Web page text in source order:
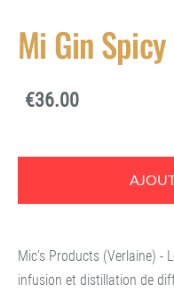
Mi Gin
€36.00
Mic's Products (Verlaine) -
infusion et distillation de